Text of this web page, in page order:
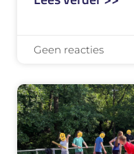
Geen reacties